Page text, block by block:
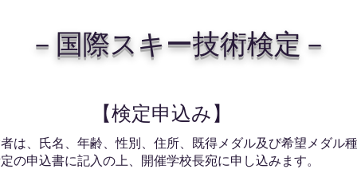
－国際スキー技術検定－
【検定申込み】
は、氏名、年齢、性別、住所、既得メダル及び希望メダル
の申込書に記入の上、開催学校長宛に申し込みます。